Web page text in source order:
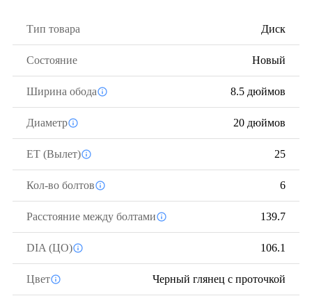
Тип товара Диск
Состояние Новый
Ширина обода 8.5 дюймов
Диаметр 20 дюймов
ЕТ (Вылет) 25
Кол-во болтов 6
Расстояние между болтами 139.7
DIA (ЦО) 106.1
Цвет Черный глянец с проточкой